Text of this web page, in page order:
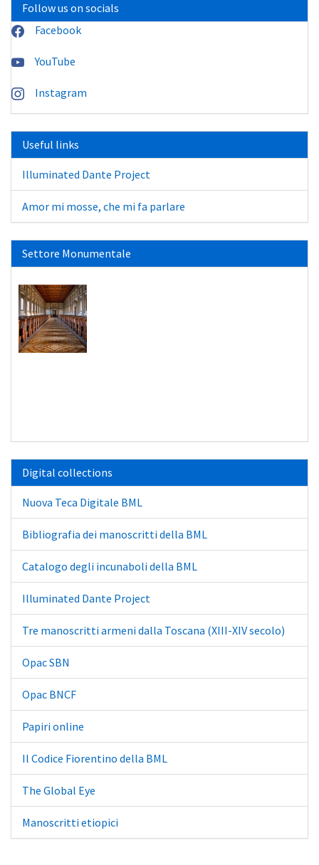
Follow us on socials
Facebook
YouTube
Instagram
Useful links
Illuminated Dante Project
Amor mi mosse, che mi fa parlare
Settore Monumentale
Digital collections
Nuova Teca Digitale BML
Bibliografia dei manoscritti della BML
Catalogo degli incunaboli della BML
Illuminated Dante Project
Tre manoscritti armeni dalla Toscana (XIII-XIV secolo)
Opac SBN
Opac BNCF
Papiri online
Il Codice Fiorentino della BML
The Global Eye
Manoscritti etiopici